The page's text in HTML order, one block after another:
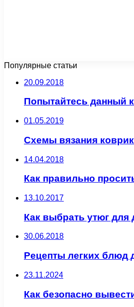
Популярные статьи
20.09.2018
Попытайтесь данный
01.05.2019
Схемы вязания
14.04.2018
Как правильно
13.10.2017
Как выбрать утюг для
30.06.2018
Рецепты легких блюд
23.11.2024
Как безопасно